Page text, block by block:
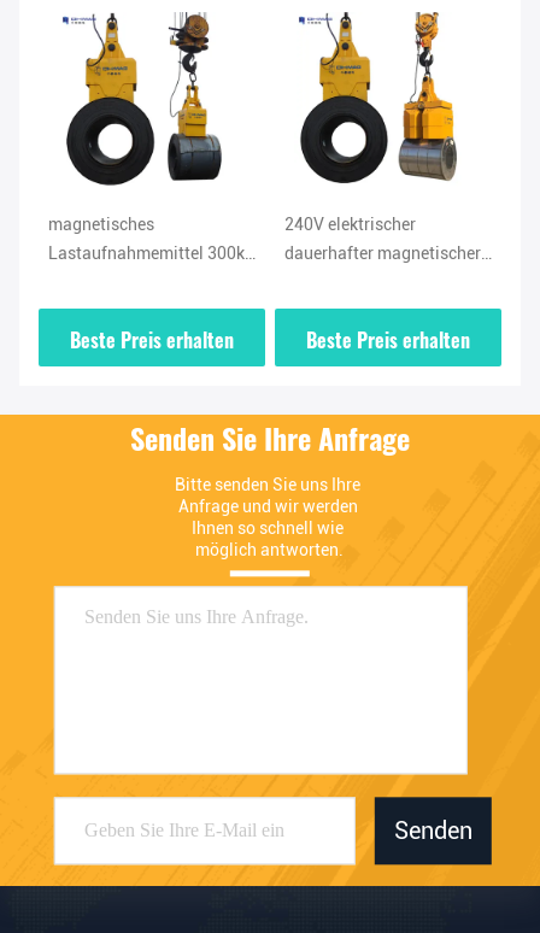
magnetisches
Lastaufnahmemittel 300kg
Stahlspule
Beste Preis erhalten
240V elektrischer
dauerhafter magnetischer
Industrie keine
Verminderung
Beste Preis erhalten
Senden Sie Ihre Anfrage
Bitte senden Sie uns Ihre
Anfrage und wir werden
Ihnen so schnell wie
möglich antworten.
Senden